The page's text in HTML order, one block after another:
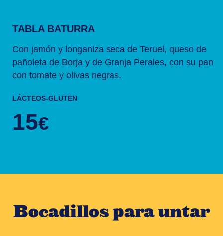
TABLA BATURRA
Con jamón y longaniza seca de Teruel, queso de
pañoleta de Borja y de Granja Perales, con su pan
con tomate y olivas negras.
LÁCTEOS-GLUTEN
15€
Bocadillos para untar